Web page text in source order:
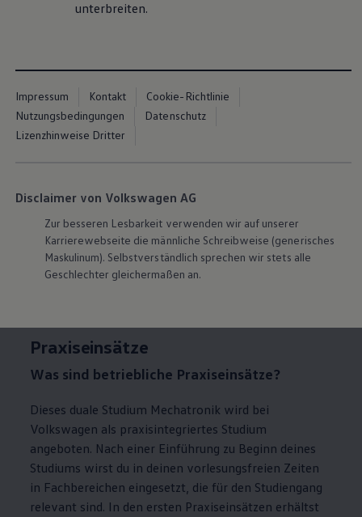
Wichtiger Hinweis:
Möchtest du dich bewerben,
nutze bitte den "Bewerben" Link auf unserer Seite
Praxiseinsätze
Was sind betriebliche Praxiseinsätze?
Dieses duale Studium Mechatronik wird bei
Volkswagen als praxisintegriertes Studium
angeboten. Nach einer Einführung zu Beginn deines
Studiums wirst du in deinen vorlesungsfreien Zeiten
in Fachbereichen eingesetzt, die für den Studiengang
relevant sind. In den ersten Praxiseinsätzen erhältst
unterbreiten.
Impressum Kontakt
Cookie-Richtlinie
Nutzungsbedingungen
Datenschutz
Lizenzhinweise Dritter
Disclaimer von Volkswagen AG
Zur besseren Lesbarkeit verwenden wir auf unserer
Karrierewebseite die männliche Schreibweise (generisches
Maskulinum). Selbstverständlich sprechen wir stets alle
Geschlechter gleichermaßen an.